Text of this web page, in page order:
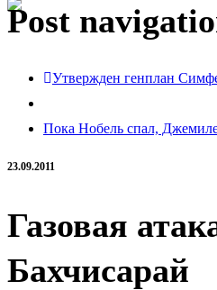
Post
Утвержден генплан
Пока Нобель спал,
23.09.2011
Газовая
Бахчисарай